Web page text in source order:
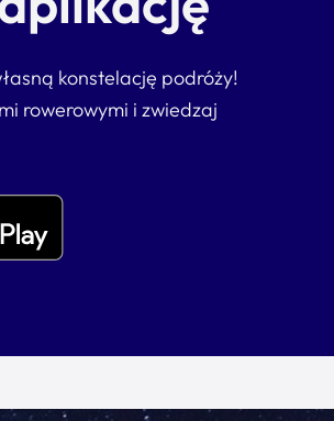
konstelację podróży!
rowerowymi i zwiedzaj